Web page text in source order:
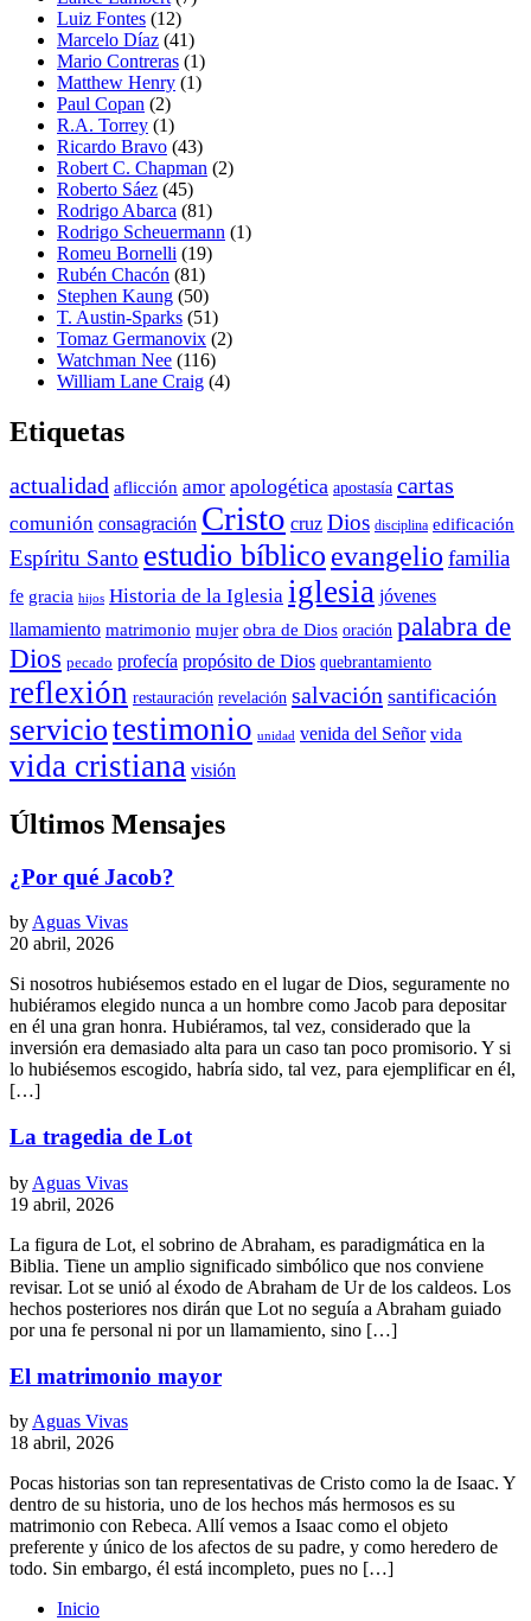
Luiz Fontes (12)
Marcelo Díaz (41)
Mario Contreras (1)
Matthew Henry (1)
Paul Copan (2)
R.A. Torrey (1)
Ricardo Bravo (43)
Robert C. Chapman (2)
Roberto Sáez (45)
Rodrigo Abarca (81)
Rodrigo Scheuermann (1)
Romeu Bornelli (19)
Rubén Chacón (81)
Stephen Kaung (50)
T. Austin-Sparks (51)
Tomaz Germanovix (2)
Watchman Nee (116)
William Lane Craig (4)
Etiquetas
actualidad aflicción amor apologética apostasía cartas
comunión consagración Cristo cruz Dios disciplina edificación
Espíritu Santo estudio bíblico evangelio familia
fe gracia hijos Historia de la Iglesia iglesia jóvenes
llamamiento matrimonio mujer obra de Dios oración palabra de
Dios pecado profecía propósito de Dios quebrantamiento
reflexión restauración revelación salvación santificación
serviciotestimonio unidad venida del Señor vida
vida cristiana visión
Últimos Mensajes
¿Por qué Jacob?
by Aguas Vivas
20 abril, 2026
Si nosotros hubiésemos estado en el lugar de Dios, seguramente no
hubiéramos elegido nunca a un hombre como Jacob para depositar
en él una gran honra. Hubiéramos, tal vez, considerado que la
inversión era demasiado alta para un caso tan poco promisorio. Y si
lo hubiésemos escogido, habría sido, tal vez, para ejemplificar en él,
[…]
La tragedia de Lot
by Aguas Vivas
19 abril, 2026
La figura de Lot, el sobrino de Abraham, es paradigmática en la
Biblia. Tiene un amplio significado simbólico que nos conviene
revisar. Lot se unió al éxodo de Abraham de Ur de los caldeos. Los
hechos posteriores nos dirán que Lot no seguía a Abraham guiado
por una fe personal ni por un llamamiento, sino […]
El matrimonio mayor
by Aguas Vivas
18 abril, 2026
Pocas historias son tan representativas de Cristo como la de Isaac. Y
dentro de su historia, uno de los hechos más hermosos es su
matrimonio con Rebeca. Allí vemos a Isaac como el objeto
preferente y único de los afectos de su padre, y como heredero de
todo. Sin embargo, él está incompleto, pues no […]
Inicio